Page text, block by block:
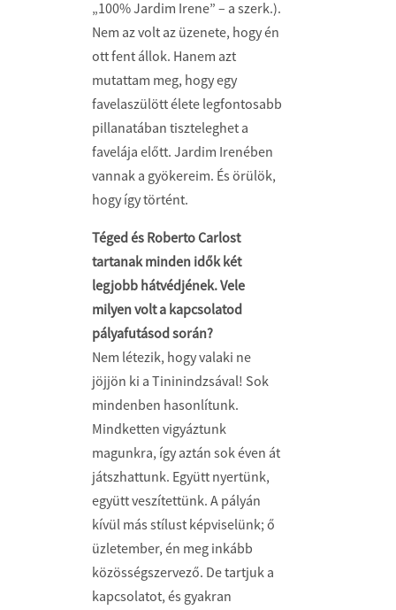
„100% Jardim Irene” – a szerk.).
Nem az volt az üzenete, hogy én
ott fent állok. Hanem azt
mutattam meg, hogy egy
favelaszülött élete legfontosabb
pillanatában tiszteleghet a
favelája előtt. Jardim Irenében
vannak a gyökereim. És örülök,
hogy így történt.
Téged és Roberto Carlost
tartanak minden idők két
legjobb hátvédjének. Vele
milyen volt a kapcsolatod
pályafutásod során?
Nem létezik, hogy valaki ne
jöjjön ki a Tininindzsával! Sok
mindenben hasonlítunk.
Mindketten vigyáztunk
magunkra, így aztán sok éven át
játszhattunk. Együtt nyertünk,
együtt veszítettünk. A pályán
kívül más stílust képviselünk; ő
üzletember, én meg inkább
közösségszervező. De tartjuk a
kapcsolatot, és gyakran